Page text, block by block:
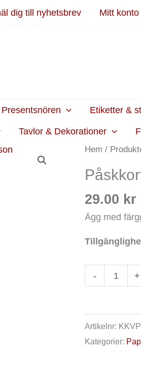
dig till nyhetsbrev Mitt konto
Etiketter &
Tavlor & Dekorationer
Hem /
29.00 kr
Ägg med
-
Påskkort
med
färgglatt
mönster
mängd
+
Artikelnr:
Kategorier: